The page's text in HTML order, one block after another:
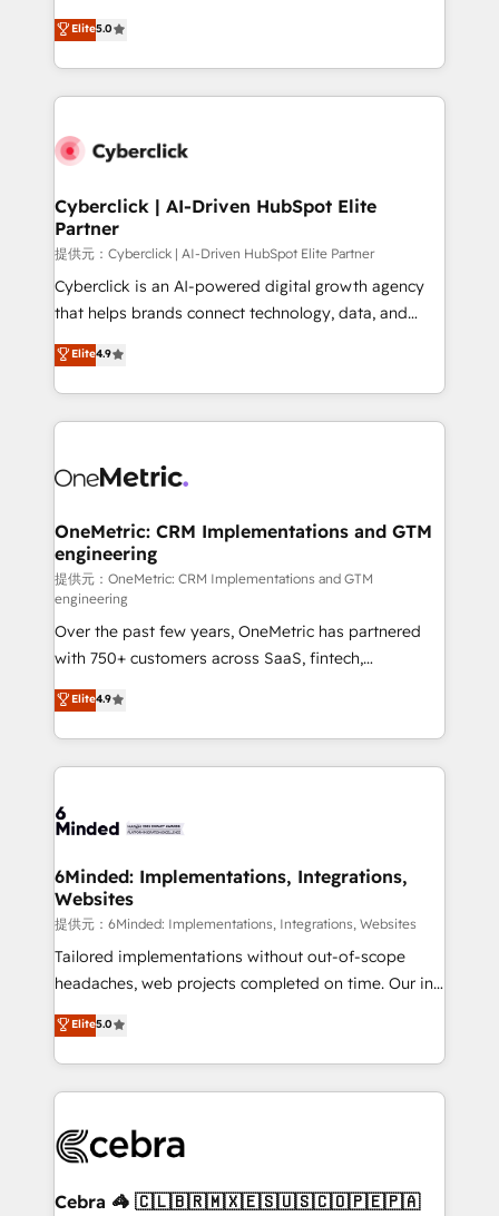
Partner and ISO 27001:2022 certified consultancy,
we blend strategy, creativity, and technology to help
implementations. With 12+ years of HubSpot
experience, we help you use the HubSpot platform
to its fullest capacity, improve your current HubSpot
website, or build your new one.
Elite5.0
Cyberclick | AI-Driven HubSpot Elite
Partner
提供元：Cyberclick | AI-Driven HubSpot Elite Partner
Cyberclick is an AI-powered digital growth agency
that helps brands connect technology, data, and
creativity to achieve measurable results. Founded in
Barcelona and operating across Spain, LATAM, and
the UK, we support global companies in building
smarter marketing, sales, and customer success
Iberia (Spain & Portugal), we combine human insight
growth. Our multidisciplinary team designs solutions
that simplify complexity, boost performance, and
turn innovation into real impact. 🌍 Highlights •
HubSpot Partner since 2012 • 2022 EMEA Impact
Award: Best Integration • 150+ successful HubSpot
projects • Clients in 30+ industries • Proprietary
technology for integrations • Multilingual team:
English, Spanish, Portuguese & Italian 👉 Grow
smarter with AI and HubSpot.
Elite4.9
OneMetric: CRM Implementations and GTM
engineering
提供元：OneMetric: CRM Implementations and GTM
engineering
Over the past few years, OneMetric has partnered
with 750+ customers across SaaS, fintech,
healthcare, real estate, and other industries. With
150+ HubSpot-certified experts, we deliver scalable
solutions to complex GTM and RevOps challenges.
Our Expertise 🔹 Onboarding & Implementation:
tailored to your GTM motion. 🔹 Migrations:
from other CRMs to HubSpot without data loss or
downtime. 🔹 RevOps Strategy: Align teams,
processes, and data to drive revenue efficiency. 🔹
Integrations: Connect HubSpot with your tech stack
for better adoption. 🔹 Custom Solutions: Build
SOC 2 Type II and ISO 27001 certified, reinforcing
our commitment to data security and compliance. At
Elite4.9
6Minded: Implementations, Integrations,
Websites
提供元：6Minded: Implementations, Integrations, Websites
Tailored implementations without out-of-scope
headaches, web projects completed on time. Our in-
house team of certified CRM architects, experts,
developers, designers, and marketers handles all
aspects of your HubSpot. ✨ 400+ global clients ✨
100+ seamless migrations from 15+ different CRMs
implementations, and 5,000+ pages ✨ CS: Clients
CS: 245% organic growth & +751% new visitors for a
Elite5.0
Cebra 🦓 🇨🇱🇧🇷🇲🇽🇪🇸🇺🇸🇨🇴🇵🇪🇵🇦